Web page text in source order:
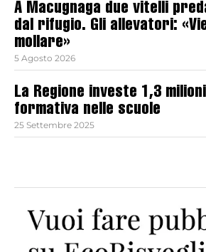
A Macugnaga due vitelli
dal rifugio. Gli allevatori:
mollare»
5 Agosto 2026
La Regione investe 1,3
formativa nelle scuole
25 Settembre 2025